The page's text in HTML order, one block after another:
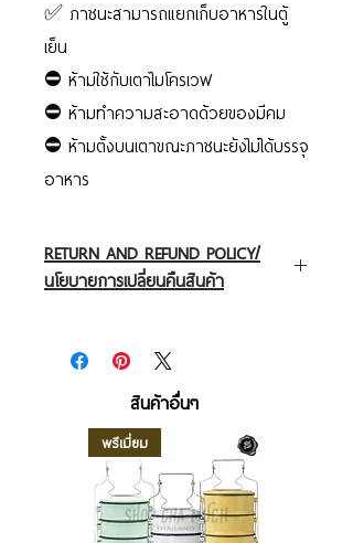
✅ ภาชนะสามารถแยกเก็บอาหารในตู้
เย็น
⛔️ ห้ามใช้กับเตาไมโครเวฟ
⛔️ ห้ามทำความสะอาดด้วยของมีคม
⛔️ ห้ามตั้งบนเตาขณะภาชนะยังไม่ได้บรรจุ
อาหาร
RETURN AND REFUND POLICY/
นโยบายการเปลี่ยนคืนสินค้า
เสียหาย ทางเราเปลี่ยนคืนให้ลูกค้าทันที โดย
ลูกค้าต้องทำการแจ้งกลับมาทางเราภายใน 7
วัน หลังจากได้รับสินค้า พร้อมถ่ายรูปส่งมา
ทางเราเพื่อยืนยันความเสียหายและส่งสินค้าที่
เสียหายกับมาทางเรา ทางเราจะทำการส่ง
สินค้าตัวใหม่กลับไปให่เร็วที่สุด
สินค้าอื่นๆ
พรีเมี่ยม